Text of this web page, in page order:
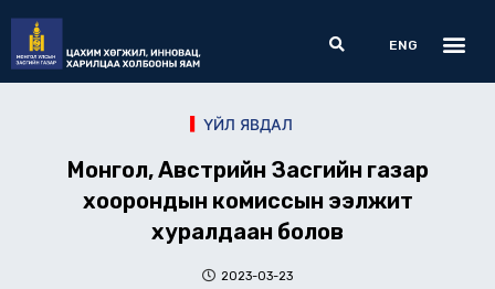
content
Search
ENG
ҮЙЛ ЯВДАЛ
Монгол, Австрийн Засгийн газар
хоорондын комиссын ээлжит
хуралдаан болов
2023-03-23